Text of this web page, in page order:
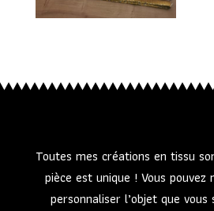
Toutes mes créations en tissu
pièce est unique ! Vous
personnaliser l’objet que vous